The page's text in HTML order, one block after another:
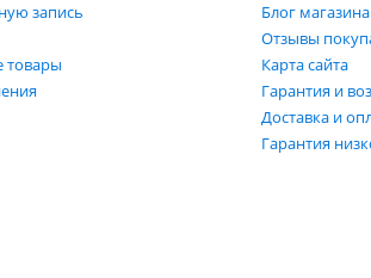
запись
товары
Блог магазина
Отзывы
Карта сайта
Гарантия и
Доставка и
Гарантия